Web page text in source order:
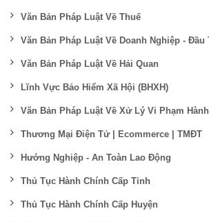
Văn Bản Pháp Luật Về Thuế
Văn Bản Pháp Luật Về Doanh Nghiệp - Đầu
Văn Bản Pháp Luật Về Hải Quan
Lĩnh Vực Bảo Hiểm Xã Hội (BHXH)
Văn Bản Pháp Luật Về Xử Lý Vi Phạm
Thương Mại Điện Tử | Ecommerce | TMĐT
Hướng Nghiệp - An Toàn Lao Động
Thủ Tục Hành Chính Cấp Tỉnh
Thủ Tục Hành Chính Cấp Huyện